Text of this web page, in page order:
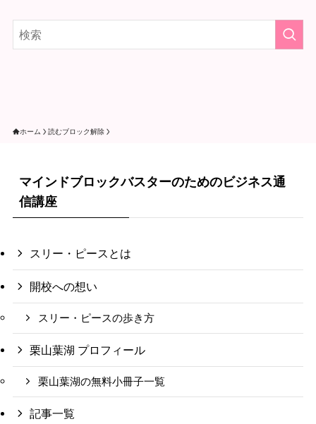
ホーム 読むブロック解除
マインドブロックバスターのためのビジネス通
信講座
スリー・ピースとは
開校への想い
スリー・ピースの歩き方
栗山葉湖 プロフィール
栗山葉湖の無料小冊子一覧
記事一覧